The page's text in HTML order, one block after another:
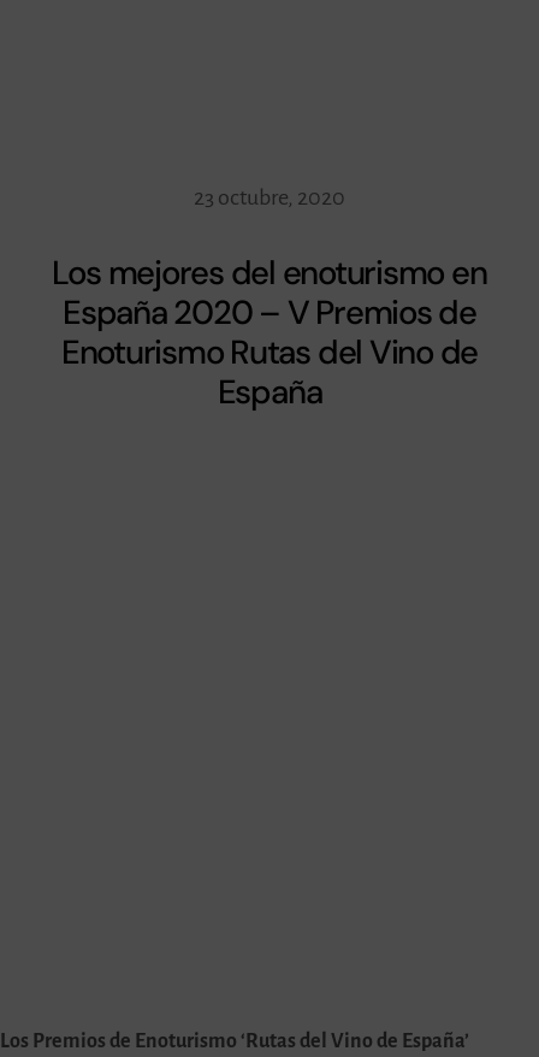
23 octubre, 2020
Los mejores del enoturismo en
España 2020 – V Premios de
Enoturismo Rutas del Vino de
España
Los Premios de Enoturismo ‘Rutas del Vino de España’